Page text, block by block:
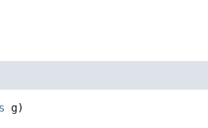
g)